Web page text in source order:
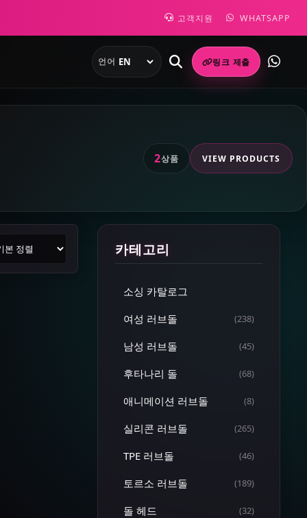
고객지원 WHATSAPP
언어 링크 제출
2상품 VIEW PRODUCTS
카테고리
소싱 카탈로그
여성 러브돌
(238)
남성 러브돌 (45)
후타나리 돌 (68)
애니메이션 러브돌 (8)
실리콘 러브돌 (265)
TPE 러브돌 (46)
토르소 러브돌 (189)
돌 헤드 (32)